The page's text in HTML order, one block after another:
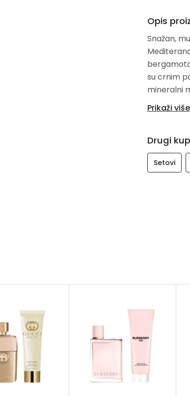
Opis
Snažan,
bergamota i grejpa. Zemljane i
su crnim
mineralni
tonovima,
Prikaži više
Drugi
Setovi